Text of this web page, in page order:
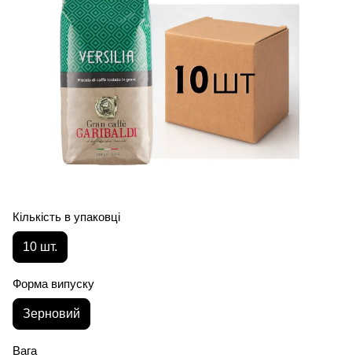
Кількість в упаковці
10 шт.
Форма випуску
Зерновий
Вага